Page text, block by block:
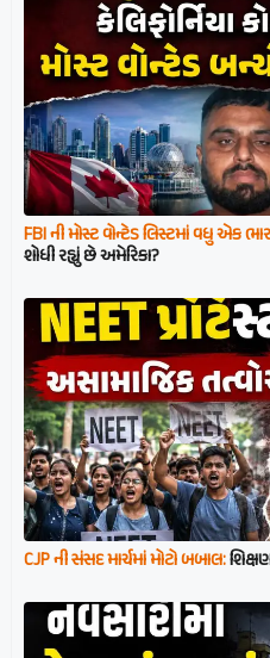
FBI ની મોસ્ટ વોન્ટેડ લિસ્ટમાં વધુ એક
શોધી રહ્યું છે અમેરિકા?
CJP ની સંસદ માર્ચમાં મોટો બબાલ: